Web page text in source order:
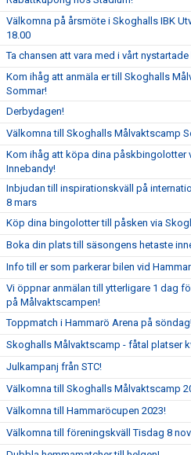
Välkomna på årsmöte i Skoghalls IBK
18.00
Ta chansen att vara med i vårt nystartade
Kom ihåg att anmäla er till Skoghalls
Sommar!
Derbydagen!
Välkomna till Skoghalls Målvaktscamp
Kom ihåg att köpa dina påskbingolotter
Innebandy!
Inbjudan till inspirationskväll på
8 mars
Köp dina bingolotter till påsken via
Boka din plats till säsongens hetaste
Info till er som parkerar bilen vid
Vi öppnar anmälan till ytterligare 1 dag
på Målvaktscampen!
Toppmatch i Hammarö Arena på
Skoghalls Målvaktscamp - fåtal platser
Julkampanj från STC!
Välkomna till Skoghalls Målvaktscamp
Välkomna till Hammaröcupen 2023!
Välkomna till föreningskväll Tisdag 8